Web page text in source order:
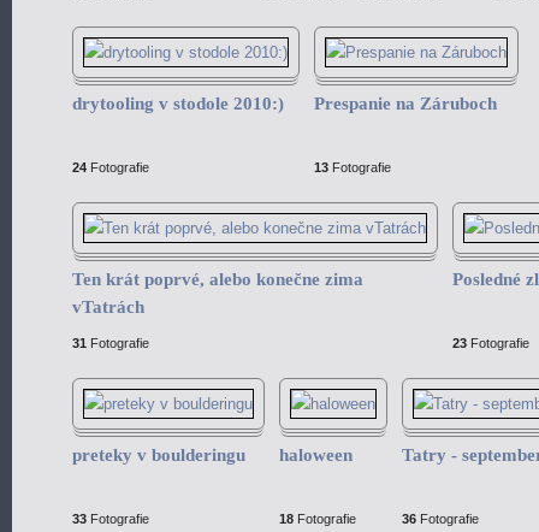
drytooling v stodole 2010:)
24 Fotografie
Prespanie na Záruboch
13 Fotografie
Ten krát poprvé, alebo konečne zima
vTatrách
31 Fotografie
Posledné
23 Fotografie
preteky v boulderingu
33 Fotografie
haloween
18 Fotografie
Tatry -
36 Fotografie